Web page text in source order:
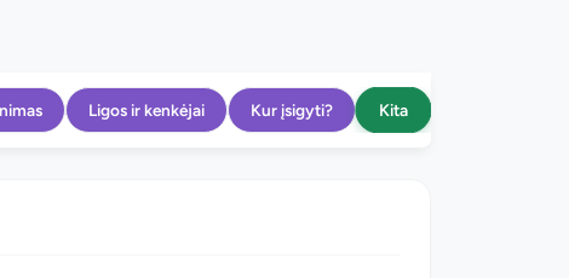
Ligos ir kenkėjai Kur įsigyti? Kita